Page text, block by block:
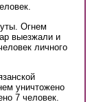
Огнем
выезжали и
личного
уничтожено
7 человек.